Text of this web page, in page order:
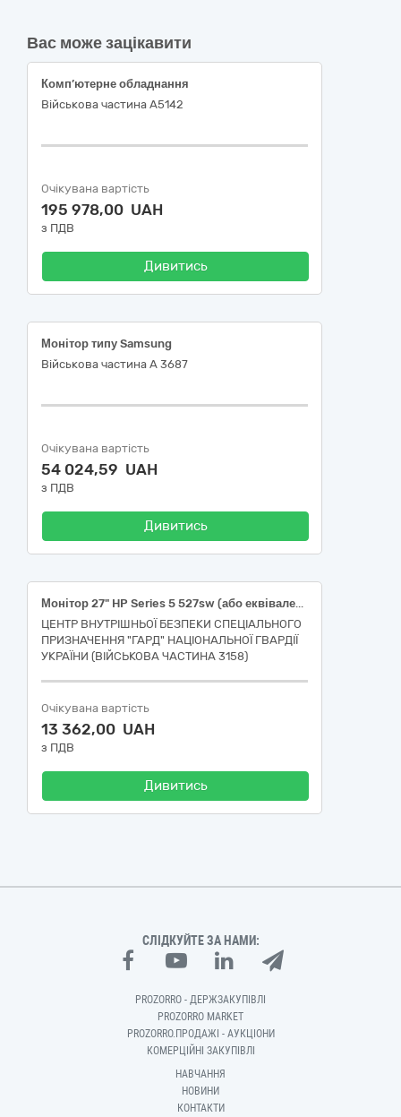
Вас може зацікавити
Комп’ютерне обладнання
Військова частина А5142
Очікувана вартість
195 978,00 UAH
з ПДВ
Дивитись
Монітор типу Samsung
Військова частина А 3687
Очікувана вартість
54 024,59 UAH
з ПДВ
Дивитись
Монітор 27" HP Series 5 527sw (або еквівалент)
ЦЕНТР ВНУТРІШНЬОЇ БЕЗПЕКИ СПЕЦІАЛЬНОГО
ПРИЗНАЧЕННЯ "ГАРД" НАЦІОНАЛЬНОЇ ГВАРДІЇ
УКРАЇНИ (ВІЙСЬКОВА ЧАСТИНА 3158)
Очікувана вартість
13 362,00 UAH
з ПДВ
Дивитись
СЛІДКУЙТЕ ЗА НАМИ:
PROZORRO - ДЕРЖЗАКУПІВЛІ
PROZORRO MARKET
PROZORRO.ПРОДАЖІ - АУКЦІОНИ
КОМЕРЦІЙНІ ЗАКУПІВЛІ
НАВЧАННЯ
НОВИНИ
КОНТАКТИ